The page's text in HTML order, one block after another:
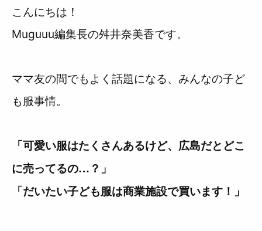
インフォマティブデータポリシ
ー
こんにちは！
Muguuu編集長の舛井奈美香です。
ママ友の間でもよく話題になる、みんなの子ど
も服事情。
「可愛い服はたくさんあるけど、広島だとどこ
に売ってるの…？」
「だいたい子ども服は商業施設で買います！」